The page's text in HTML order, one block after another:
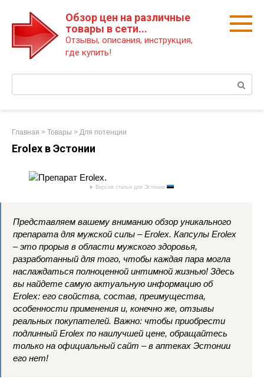
Обзор цен на различные
товары в сети...
Отзывы, описания, инструкция,
где купить!
Главная > Товары > Для потенции
Erolex в Эстонии
Версия статьи для Эстонии
Представляем вашему вниманию обзор уникального
препарата для мужской силы – Erolex. Капсулы Erolex
– это прорыв в области мужского здоровья,
разработанный для того, чтобы каждая пара могла
наслаждаться полноценной интимной жизнью! Здесь
вы найдете самую актуальную информацию об
Erolex: его свойства, состав, преимущества,
особенности применения и, конечно же, отзывы
реальных покупателей. Важно: чтобы приобрести
подлинный Erolex по наилучшей цене, обращайтесь
только на официальный сайт – в аптеках Эстонии
его нет!